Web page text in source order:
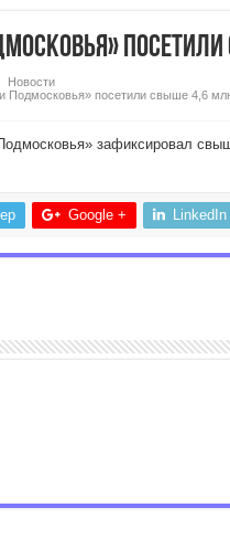
Новости
Подмосковья» посетили свыше 4,6
зафиксировал
Google + LinkedIn